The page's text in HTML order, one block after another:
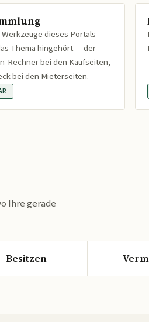
dieses Portals
Thema hingehört — der
Rechner bei den Kaufseiten,
bei den Mieterseiten.
Ihre gerade
Besitzen